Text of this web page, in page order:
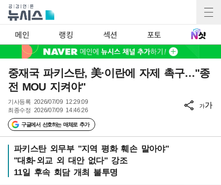
메인 랭킹 섹션 포토
중재국 파키스탄, 美·이란에 자제 촉구…"종
전 MOU 지켜야"
기사등록 2026/07/09 12:29:09
최종수정 2026/07/09 14:46:26
구글에서 선호하는 매체로 추가
가가
파키스탄 외무부 "지역 평화 훼손 말아야"
"대화·외교 외 대안 없다" 강조
11일 후속 회담 개최 불투명